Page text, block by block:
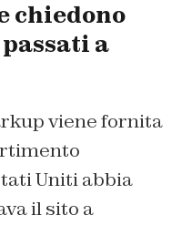
chiedono
a
viene fornita
Uniti abbia
il sito a